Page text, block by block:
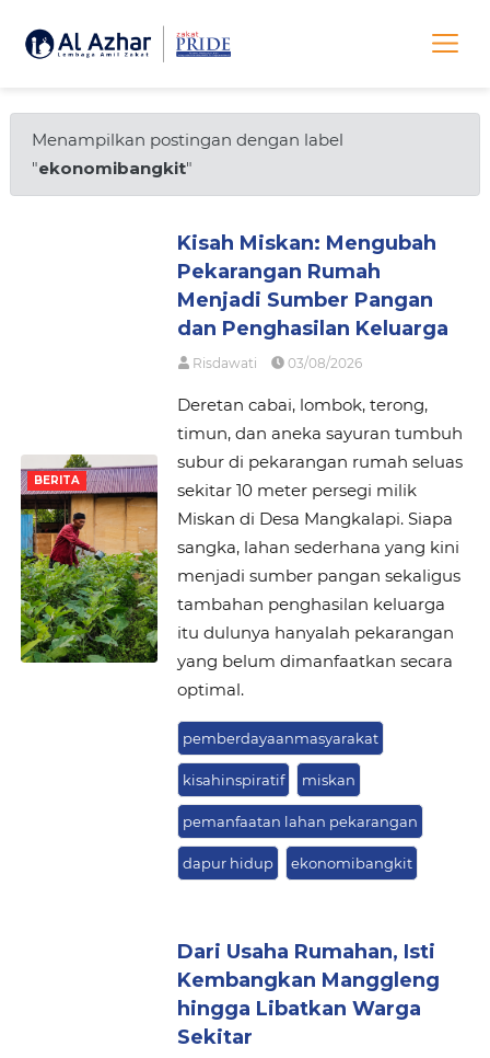
Menampilkan postingan dengan label
"ekonomibangkit"
BERITA
Kisah Miskan: Mengubah
Pekarangan Rumah
Menjadi Sumber Pangan
dan Penghasilan Keluarga
Risdawati 03/08/2026
Deretan cabai, lombok, terong,
timun, dan aneka sayuran tumbuh
subur di pekarangan rumah seluas
sekitar 10 meter persegi milik
Miskan di Desa Mangkalapi. Siapa
sangka, lahan sederhana yang kini
menjadi sumber pangan sekaligus
tambahan penghasilan keluarga
itu dulunya hanyalah pekarangan
yang belum dimanfaatkan secara
optimal.
pemberdayaanmasyarakat
kisahinspiratif miskan
pemanfaatan lahan pekarangan
dapur hidup ekonomibangkit
Dari Usaha Rumahan, Isti
Kembangkan Manggleng
hingga Libatkan Warga
Sekitar